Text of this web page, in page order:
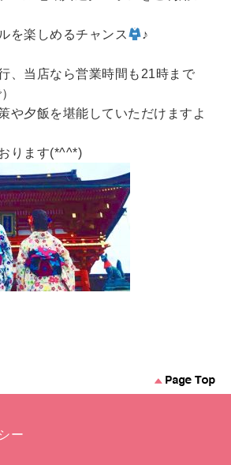
を楽しめるチャンス
♪
、当店なら営業時間も21時まで
や夕飯を堪能していただけますよ
ります(*^^*)
ー